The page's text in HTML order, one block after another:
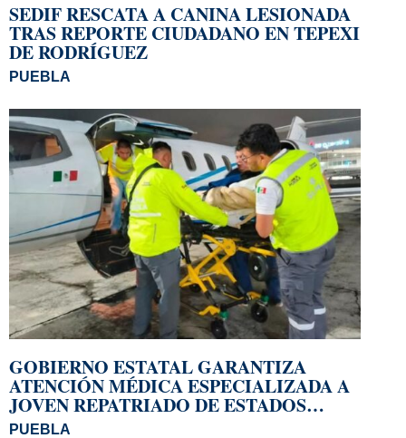
SEDIF RESCATA A CANINA LESIONADA
TRAS REPORTE CIUDADANO EN TEPEXI
DE RODRÍGUEZ
PUEBLA
GOBIERNO ESTATAL GARANTIZA
ATENCIÓN MÉDICA ESPECIALIZADA A
JOVEN REPATRIADO DE ESTADOS
UNIDOS
PUEBLA